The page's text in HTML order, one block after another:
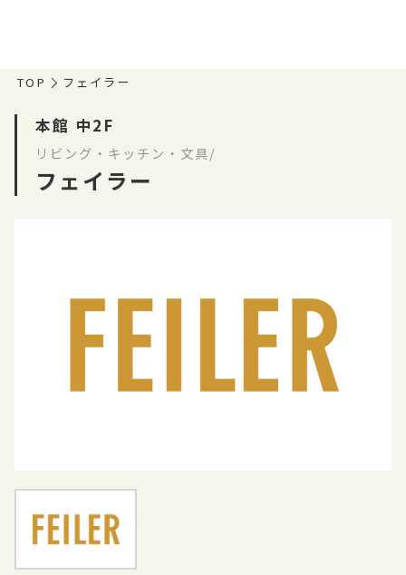
TOP フェイラー
本館 中2F
リビング・キッチン・文具/
フェイラー